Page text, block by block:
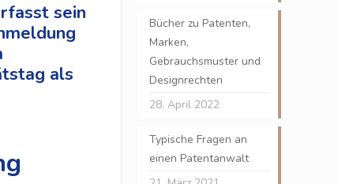
sein
als
Bücher zu Patenten,
Marken,
Gebrauchsmuster und
Designrechten
28. April 2022
Typische Fragen an
einen Patentanwalt